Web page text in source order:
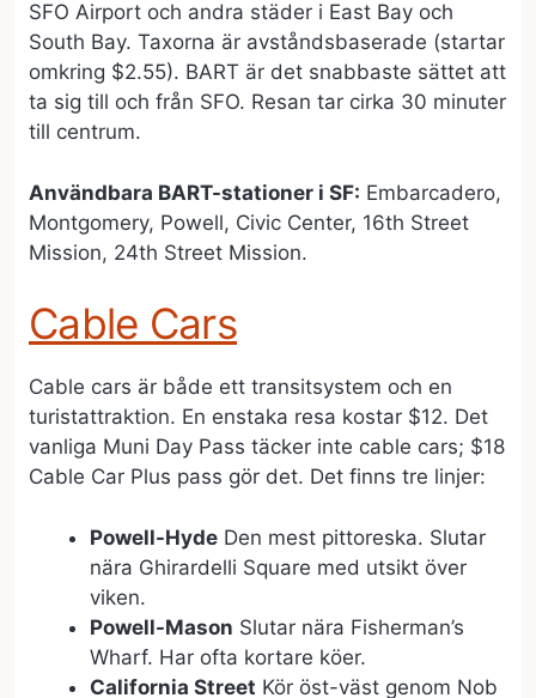
SFO Airport och andra städer i East Bay och
South Bay. Taxorna är avståndsbaserade (startar
omkring $2.55). BART är det snabbaste sättet att
ta sig till och från SFO. Resan tar cirka 30 minuter
till centrum.
Användbara BART-stationer i SF: Embarcadero,
Montgomery, Powell, Civic Center, 16th Street
Mission, 24th Street Mission.
Cable Cars
Cable cars är både ett transitsystem och en
turistattraktion. En enstaka resa kostar $12. Det
vanliga Muni Day Pass täcker inte cable cars; $18
Cable Car Plus pass gör det. Det finns tre linjer:
Powell-Hyde Den mest pittoreska. Slutar
nära Ghirardelli Square med utsikt över
viken.
Powell-Mason Slutar nära Fisherman’s
Wharf. Har ofta kortare köer.
California Street Kör öst-väst genom Nob